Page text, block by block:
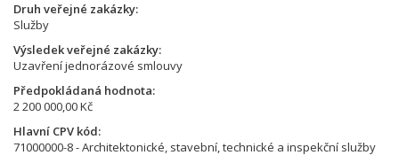
Druh veřejné zakázky
Služby
Výsledek veřejné zakázky
Uzavření jednorázové smlouvy
Předpokládaná hodnota
2 200 000,00 Kč
Hlavní CPV kód
71000000-8 - Architektonické, stavební, technické a inspekční služby